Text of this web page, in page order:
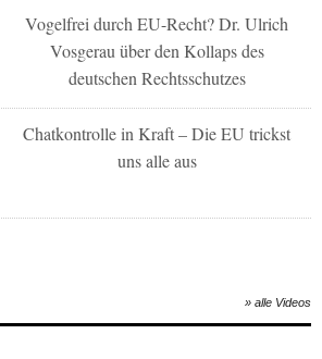
Vogelfrei durch EU-Recht? Dr. Ulrich
Vosgerau über den Kollaps des
deutschen Rechtsschutzes
Chatkontrolle in Kraft – Die EU trickst
uns alle aus
» alle Videos